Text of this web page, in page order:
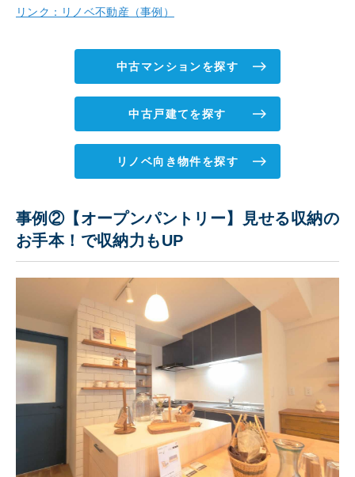
リンク：リノベ不動産（事例）
中古マンションを探す
中古戸建てを探す
リノベ向き物件を探す
事例②【オープンパントリー】見せる収納の
お手本！で収納力もUP